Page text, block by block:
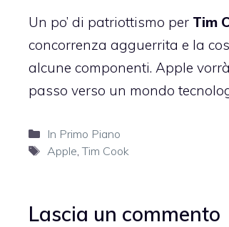
Un po’ di patriottismo per Tim
concorrenza agguerrita e la
alcune componenti. Apple
passo verso un mondo
Categorie
In Primo Piano
Tag
Apple ,Tim Cook
Lascia un commento